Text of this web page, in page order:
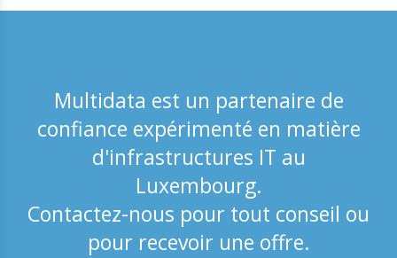
Multidata est un partenaire de
confiance expérimenté en matière
d'infrastructures IT au
Luxembourg.
Contactez-nous pour tout conseil ou
pour recevoir une offre.